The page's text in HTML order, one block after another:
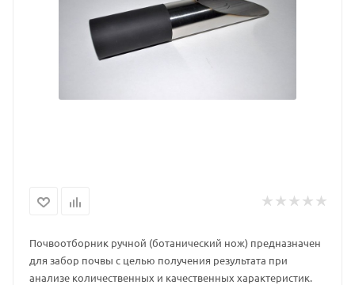
Почвоотборник ручной (ботанический нож) предназначен
для забор почвы с целью получения результата при
анализе количественных и качественных характеристик.